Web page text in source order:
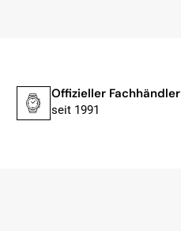
empfehlen.
Offizieller Fachhändler
seit 1991